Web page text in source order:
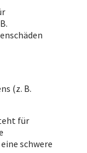
(z. B.
für
schwere